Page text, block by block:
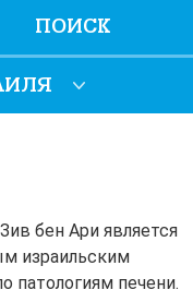
ПОИСК
бен Ари является
израильским
патологиям печени.